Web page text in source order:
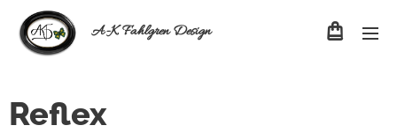
A-K Fahlgren Design
Reflex